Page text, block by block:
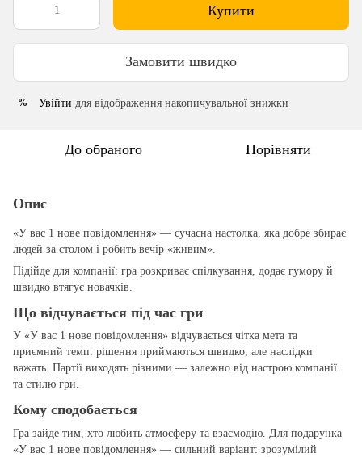
Купити
Замовити швидко
% Увійти для відображення накопичувальної знижки
До обраного Порівняти
Опис
«У вас 1 нове повідомлення» — сучасна настолка, яка добре збирає
людей за столом і робить вечір «живим».
Підійде для компанії: гра розкриває спілкування, додає гумору й
швидко втягує новачків.
Що відчувається під час гри
У «У вас 1 нове повідомлення» відчувається чітка мета та
приємний темп: рішення приймаються швидко, але наслідки
важать. Партії виходять різними — залежно від настрою компанії
та стилю гри.
Кому сподобається
Гра зайде тим, хто любить атмосферу та взаємодію. Для подарунка
«У вас 1 нове повідомлення» — сильний варіант: зрозумілий